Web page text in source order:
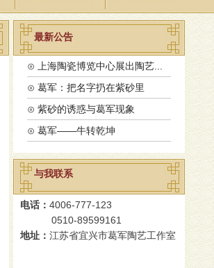
最新公告
⊙ 上海陶瓷博览中心展出陶艺...
⊙ 葛军：把名字扔在紫砂里
⊙ 紫砂的诱惑与葛军现象
⊙ 葛军——牛转乾坤
与我联系
电话： 4006-777-123
0510-89599161
地址： 江苏省宜兴市葛军陶艺工作室